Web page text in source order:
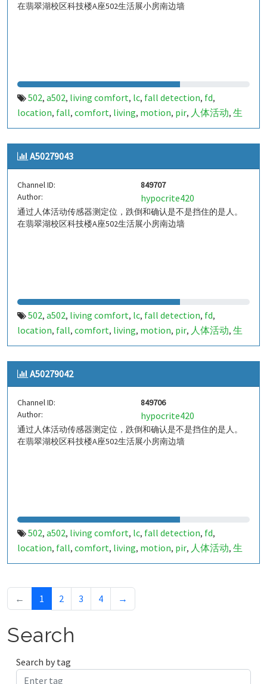
在翡翠湖校区科技楼A座502生活展小房南边墙
502, a502, living comfort, lc, fall detection, fd,
location, fall, comfort, living, motion, pir, 人体活动, 生
活,tanbir,跌倒,定位,哈山,室内定位,室内,indoor,
indoor living comfort,ilc,indoor living quality,ilq,
a50279044,849708
A50279043
Channel ID:
849707
Author:
hypocrite420
通过人体活动传感器测定位，跌倒和确认是不是挡住的是人。
在翡翠湖校区科技楼A座502生活展小房南边墙
502, a502, living comfort, lc, fall detection, fd,
location, fall, comfort, living, motion, pir, 人体活动, 生
活,tanbir,跌倒,定位,哈山,室内定位,室内,indoor,
indoor living comfort,ilc,indoor living quality,ilq,
a50279043,849707
A50279042
Channel ID:
849706
Author:
hypocrite420
通过人体活动传感器测定位，跌倒和确认是不是挡住的是人。
在翡翠湖校区科技楼A座502生活展小房南边墙
502, a502, living comfort, lc, fall detection, fd,
location, fall, comfort, living, motion, pir, 人体活动, 生
活,tanbir,跌倒,定位,哈山,室内定位,室内,indoor,
a50279042 , 849706
← 1 2 3 4 →
Search
Search by tag